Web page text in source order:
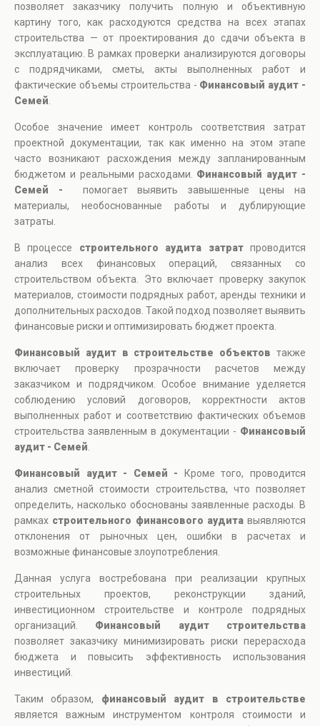
позволяет заказчику получить полную и объективную
картину того, как расходуются средства на всех этапах
строительства — от проектирования до сдачи объекта в
эксплуатацию. В рамках проверки анализируются договоры
с подрядчиками, сметы, акты выполненных работ и
фактические объемы строительства - Финансовый аудит -
Семей
Особое значение имеет контроль соответствия затрат
проектной документации, так как именно на этом этапе
часто возникают расхождения между запланированным
бюджетом и реальными расходами. Финансовый аудит -
Семей -
помогает выявить завышенные цены на
материалы, необоснованные работы и дублирующие
затраты.
В процессе строительного аудита затратпроводится
анализ всех финансовых операций, связанных со
строительством объекта. Это включает проверку закупок
материалов, стоимости подрядных работ, аренды техники и
дополнительных расходов. Такой подход позволяет выявить
финансовые риски и оптимизировать бюджет проекта.
Финансовый аудит в строительстве объектов также
включает проверку прозрачности расчетов между
заказчиком и подрядчиком. Особое внимание уделяется
соблюдению условий договоров, корректности актов
выполненных работ и соответствию фактических объемов
строительства заявленным в документации - Финансовый
аудит - Семей
Финансовый аудит - Семей -
Кроме того, проводится
анализ сметной стоимости строительства, что позволяет
определить, насколько обоснованы заявленные расходы. В
рамках строительного финансового аудитавыявляются
отклонения от рыночных цен, ошибки в расчетах и
возможные финансовые злоупотребления.
Данная услуга востребована при реализации крупных
строительных проектов, реконструкции зданий,
инвестиционном строительстве и контроле подрядных
организаций. Финансовый аудит строительства
позволяет заказчику минимизировать риски перерасхода
бюджета и повысить эффективность использования
инвестиций.
Таким образом, финансовый аудит в строительстве
является важным инструментом контроля стоимости и